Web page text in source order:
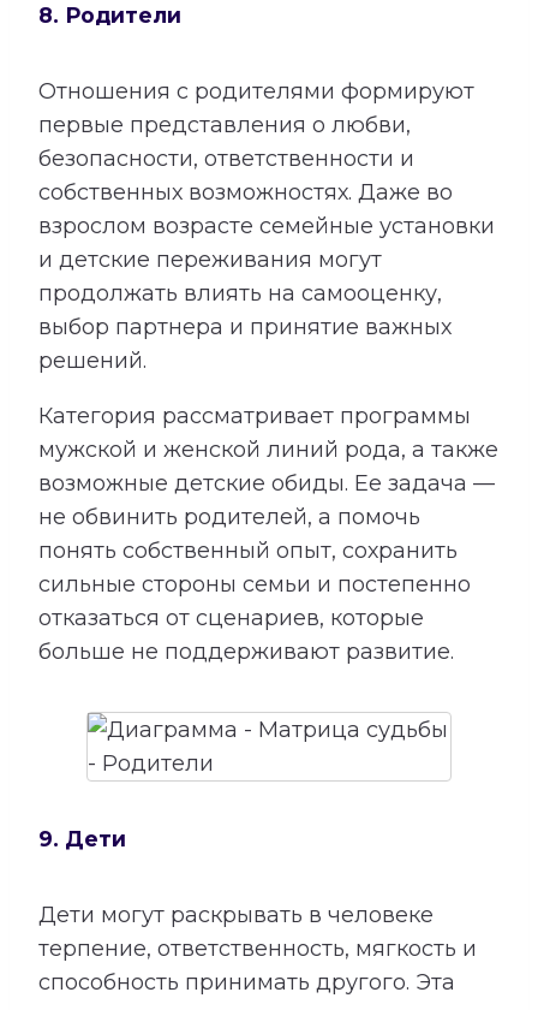
8. Родители
Отношения с родителями формируют
первые представления о любви,
безопасности, ответственности и
собственных возможностях. Даже во
взрослом возрасте семейные установки
и детские переживания могут
продолжать влиять на самооценку,
выбор партнера и принятие важных
решений.
Категория рассматривает программы
мужской и женской линий рода, а также
возможные детские обиды. Ее задача —
не обвинить родителей, а помочь
понять собственный опыт, сохранить
сильные стороны семьи и постепенно
отказаться от сценариев, которые
больше не поддерживают развитие.
9. Дети
Дети могут раскрывать в человеке
терпение, ответственность, мягкость и
способность принимать другого. Эта